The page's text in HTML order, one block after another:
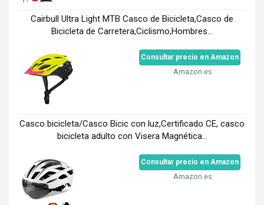
Cairbull Ultra Light MTB Casco de Bicicleta,Casco de
Bicicleta de Carretera,Ciclismo,Hombres...
Consultar precio en Amazon
Amazon.es
Casco bicicleta/Casco Bicic con luz,Certificado CE, casco
bicicleta adulto con Visera Magnética...
Consultar precio en Amazon
Amazon.es